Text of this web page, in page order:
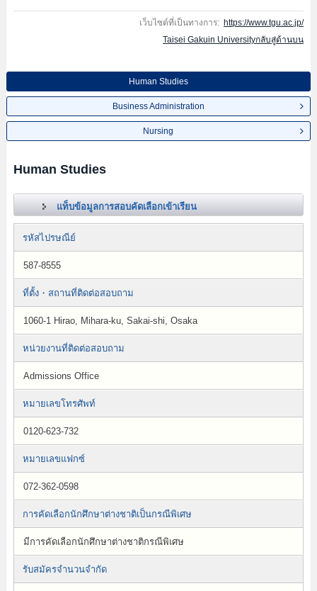
เว็บไซต์ที่เป็นทางการ: https://www.tgu.ac.jp/
Taisei Gakuin Universityกลับสู่ด้านบน
Human Studies
Business Administration
Nursing
Human Studies
แท็บข้อมูลการสอบคัดเลือกเข้าเรียน
รหัสไปรษณีย์
587-8555
ที่ตั้ง・สถานที่ติดต่อสอบถาม
1060-1 Hirao, Mihara-ku, Sakai-shi, Osaka
หน่วยงานที่ติดต่อสอบถาม
Admissions Office
หมายเลขโทรศัพท์
0120-623-732
หมายเลขแฟกซ์
072-362-0598
การคัดเลือกนักศึกษาต่างชาติเป็นกรณีพิเศษ
มีการคัดเลือกนักศึกษาต่างชาติกรณีพิเศษ
รับสมัครจำนวนจำกัด